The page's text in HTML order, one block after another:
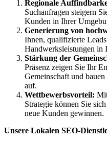
Regionale
Suchanfragen steigern
Kunden in Ihrer
Generierung von
Ihnen, qualifizierte
Handwerksleistungen in
Stärkung der
Präsenz zeigen Sie Ihr
Gemeinschaft und
auf.
Wettbewerbsvorteil:
Strategie können Sie
neue Kunden gewinnen.
Unsere Lokalen SEO-